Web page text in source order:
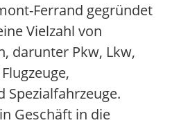
Ferrand gegründet
Vielzahl von
darunter Pkw, Lkw,
Spezialfahrzeuge.
Geschäft in die